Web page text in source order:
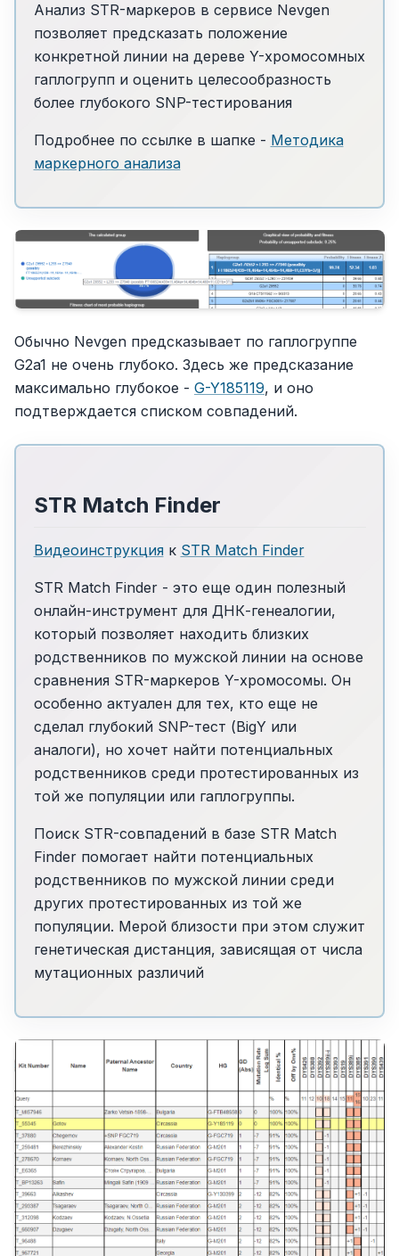
Анализ STR-маркеров в сервисе Nevgen
позволяет предсказать положение
конкретной линии на дереве Y-хромосомных
гаплогрупп и оценить целесообразность
более глубокого SNP-тестирования
Подробнее по ссылке в шапке - Методика
маркерного анализа
Обычно Nevgen предсказывает по гаплогруппе
G2a1 не очень глубоко. Здесь же предсказание
максимально глубокое - G-Y185119, и оно
подтверждается списком совпадений.
STR Match Finder
Видеоинструкцияк STR Match Finder
STR Match Finder - это еще один полезный
онлайн-инструмент для ДНК-генеалогии,
который позволяет находить близких
родственников по мужской линии на основе
сравнения STR-маркеров Y-хромосомы. Он
особенно актуален для тех, кто еще не
сделал глубокий SNP-тест (BigY или
аналоги), но хочет найти потенциальных
родственников среди протестированных из
той же популяции или гаплогруппы.
Поиск STR-совпадений в базе STR Match
Finder помогает найти потенциальных
родственников по мужской линии среди
других протестированных из той же
популяции. Мерой близости при этом служит
генетическая дистанция, зависящая от числа
мутационных различий